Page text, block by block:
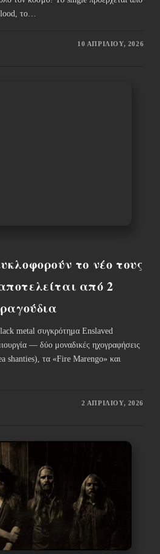
το…
10 ΑΠΡΙΛΊΟΥ, 2026
το νέο τους
από 2
metal συγκρότημα Enslaved
— δύο μοναδικές ηχογραφήσεις
shanties), τα «Fire Marengo» και
2 ΑΠΡΙΛΊΟΥ, 2026